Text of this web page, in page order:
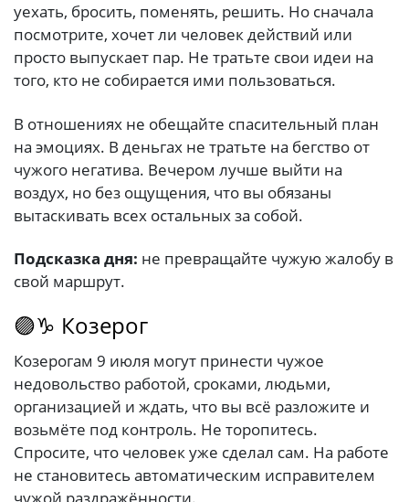
уехать, бросить, поменять, решить. Но сначала
посмотрите, хочет ли человек действий или
просто выпускает пар. Не тратьте свои идеи на
того, кто не собирается ими пользоваться.
В отношениях не обещайте спасительный план
на эмоциях. В деньгах не тратьте на бегство от
чужого негатива. Вечером лучше выйти на
воздух, но без ощущения, что вы обязаны
вытаскивать всех остальных за собой.
Подсказка дня: не превращайте чужую жалобу в
свой маршрут.
🟣♑ Козерог
Козерогам 9 июля могут принести чужое
недовольство работой, сроками, людьми,
организацией и ждать, что вы всё разложите и
возьмёте под контроль. Не торопитесь.
Спросите, что человек уже сделал сам. На работе
не становитесь автоматическим исправителем
чужой раздражённости.